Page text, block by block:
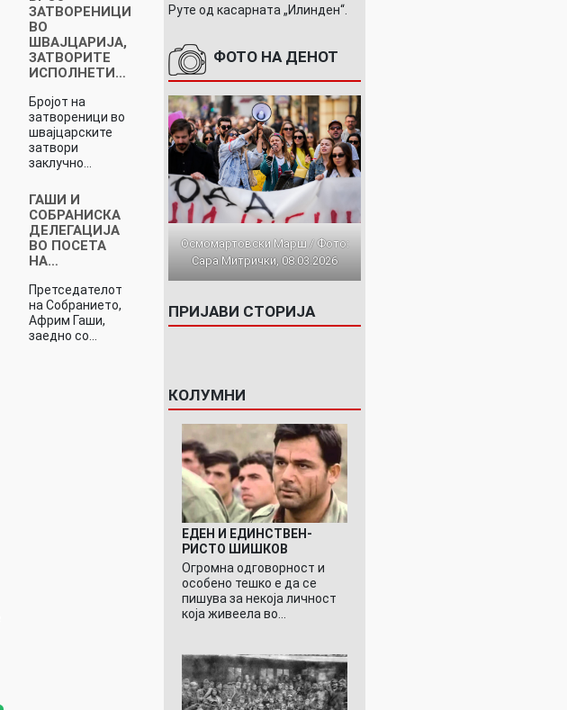
ЗАТВОРЕНИЦИ
ВО
ШВАЈЦАРИЈА,
ЗАТВОРИТЕ
ИСПОЛНЕТИ…
Бројот на
затвореници во
швајцарските
затвори
заклучно…
ГАШИ И
СОБРАНИСКА
ДЕЛЕГАЦИЈА
ВО ПОСЕТА
НА…
Претседателот
на Собранието,
Африм Гаши,
заедно со…
Руте од касарната „Илинден“.
ФОТО НА ДЕНОТ
Осмомартовски Марш / Фото:
Сара Митрички, 08.03.2026
ПРИЈАВИ СТОРИЈА
КОЛУМНИ
ЕДЕН И ЕДИНСТВЕН-
РИСТО ШИШКОВ
Огромна одговорност и
особено тешко е да се
пишува за некоја личност
која живеела во…